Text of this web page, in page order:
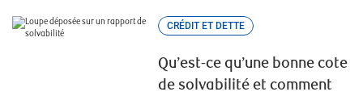
CRÉDIT ET DETTE
Qu’est-ce qu’une bonne cote
de solvabilité et comment